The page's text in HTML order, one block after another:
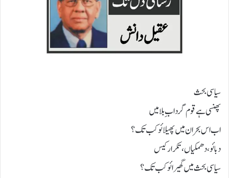
سیاسی بحث
پھنسی ہے قوم گرداب ِبلا میں
اب اس بحران میں پھیلائو کب تک؟
دبائو ، دھمکیاں، تکرار کیس
سیاسی بحث میں گھیرائو کب تک؟